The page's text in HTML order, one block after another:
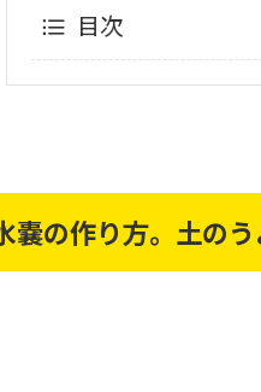
目次
嚢の作り方。土の